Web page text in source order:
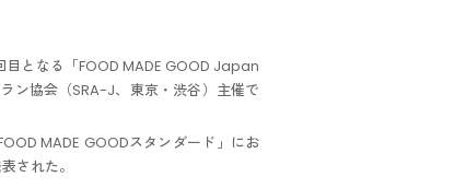
となる「FOOD MADE GOOD Japan
ン協会（SRA-J、東京・渋谷）主催で
MADE GOODスタンダード」にお
された。